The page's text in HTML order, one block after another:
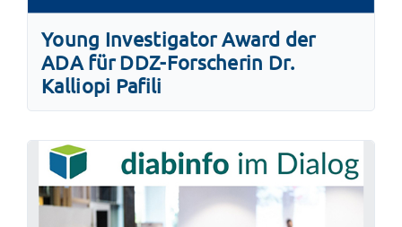
Young Investigator Award der
ADA für DDZ-Forscherin Dr.
Kalliopi Pafili